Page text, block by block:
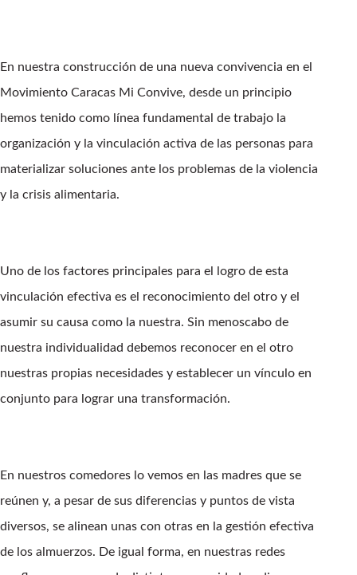
En nuestra construcción de una nueva convivencia en el
Movimiento Caracas Mi Convive, desde un principio
hemos tenido como línea fundamental de trabajo la
organización y la vinculación activa de las personas para
materializar soluciones ante los problemas de la violencia
y la crisis alimentaria.
Uno de los factores principales para el logro de esta
vinculación efectiva es el reconocimiento del otro y el
asumir su causa como la nuestra. Sin menoscabo de
nuestra individualidad debemos reconocer en el otro
nuestras propias necesidades y establecer un vínculo en
conjunto para lograr una transformación.
En nuestros comedores lo vemos en las madres que se
reúnen y, a pesar de sus diferencias y puntos de vista
diversos, se alinean unas con otras en la gestión efectiva
de los almuerzos. De igual forma, en nuestras redes